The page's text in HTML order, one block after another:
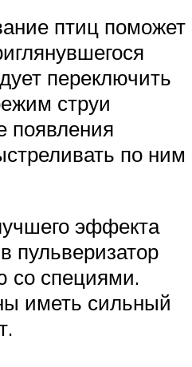
птиц поможет
переключить
струи
появления
по ним
эффекта
пульверизатор
со специями.
иметь сильный